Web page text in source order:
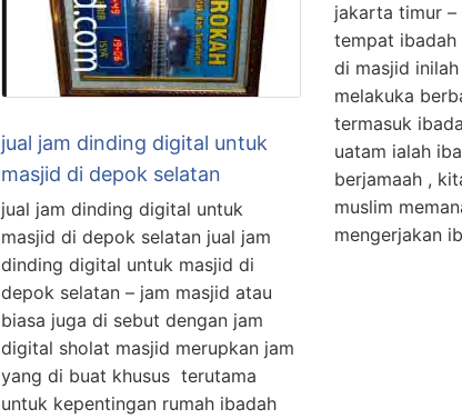
jual jam dinding digital untuk
masjid di depok selatan
jual jam dinding digital untuk
masjid di depok selatan jual jam
dinding digital untuk masjid di
depok selatan – jam masjid atau
biasa juga di sebut dengan jam
digital sholat masjid merupkan jam
yang di buat khusus terutama
untuk kepentingan rumah ibadah
jakarta timur –
tempat ibadah
di masjid
melakuka
termasuk
uatam ialah
berjamaah ,
muslim
mengerjakan